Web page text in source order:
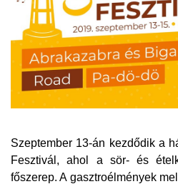
Szeptember 13-án kezdődik a
Fesztivál, ahol a sör- és
főszerep. A gasztroélmények